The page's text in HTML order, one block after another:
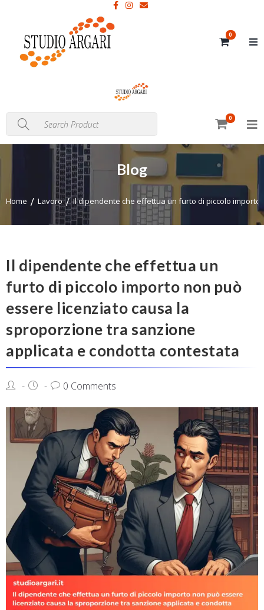
0
0
Blog
Home Lavoro Il dipendente che effettua un furto di piccolo
Il dipendente che effettua un
furto di piccolo importo non può
essere licenziato causa la
sproporzione tra sanzione
applicata e condotta contestata
0 Comments